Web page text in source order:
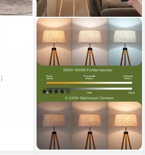
ohne
EDISHINE
Stehlampe Wohnzimmer
Dimmbar, LED wechselbar,
warmweiß, Stehleuchte Stativ
aus Holz, Fernbedienung
Steuerung
Produktdatenblatt
(4)
64,99 € UVP92,99 €
-30%
lieferbar - in 4-5 Werktagen bei dir